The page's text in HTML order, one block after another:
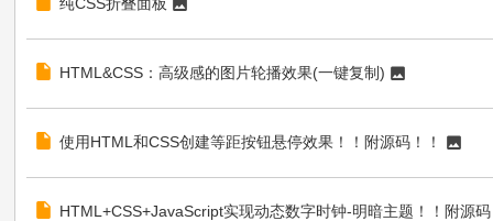
HTML&CSS：高级感的图片轮播效果(一键复制)
使用HTML和CSS创建等距按钮悬停效果！！附源码！！
HTML+CSS+JavaScript实现动态数字时钟-明暗主题！！附源